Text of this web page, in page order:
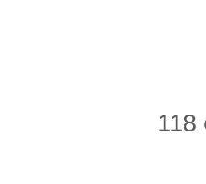
118